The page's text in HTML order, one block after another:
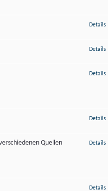
Details
Details
Details
Details
Quellen
Details
Details